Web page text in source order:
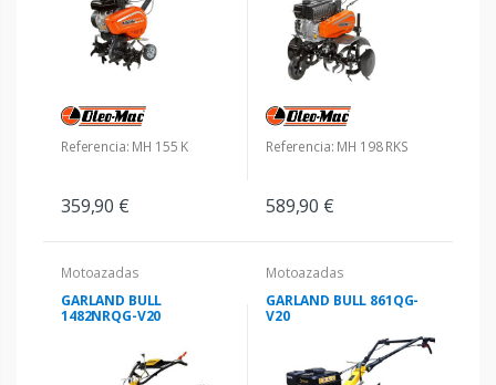
Referencia: MH 155 K
359,90 €
Referencia: MH 198 RKS
589,90 €
Motoazadas
GARLAND BULL
1482NRQG-V20
Motoazadas
GARLAND BULL 861QG-
V20